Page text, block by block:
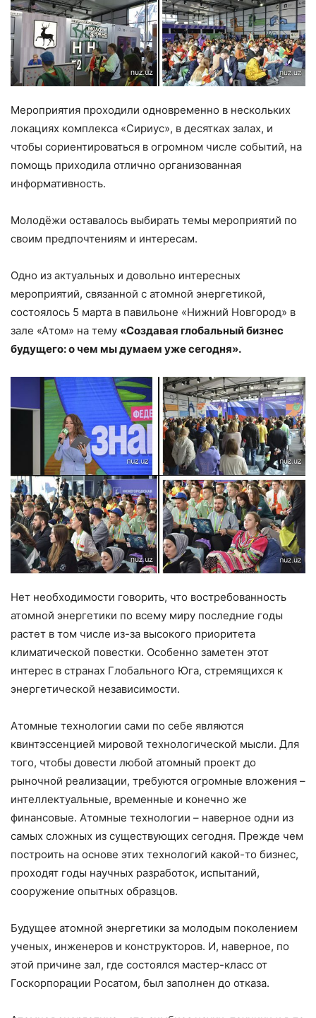
Мероприятия проходили одновременно в нескольких
локациях комплекса «Сириус», в десятках залах, и
чтобы сориентироваться в огромном числе событий, на
помощь приходила отлично организованная
информативность.
Молодёжи оставалось выбирать темы мероприятий по
своим предпочтениям и интересам.
Одно из актуальных и довольно интересных
мероприятий, связанной с атомной энергетикой,
состоялось 5 марта в павильоне «Нижний Новгород» в
зале «Атом» на тему «Создавая глобальный бизнес
будущего: о чем мы думаем уже сегодня».
Нет необходимости говорить, что востребованность
атомной энергетики по всему миру последние годы
растет в том числе из-за высокого приоритета
климатической повестки. Особенно заметен этот
интерес в странах Глобального Юга, стремящихся к
энергетической независимости.
Атомные технологии сами по себе являются
квинтэссенцией мировой технологической мысли. Для
того, чтобы довести любой атомный проект до
рыночной реализации, требуются огромные вложения –
интеллектуальные, временные и конечно же
финансовые. Атомные технологии – наверное одни из
самых сложных из существующих сегодня. Прежде чем
построить на основе этих технологий какой-то бизнес,
проходят годы научных разработок, испытаний,
сооружение опытных образцов.
Будущее атомной энергетики за молодым поколением
ученых, инженеров и конструкторов. И, наверное, по
этой причине зал, где состоялся мастер-класс от
Госкорпорации Росатом, был заполнен до отказа.